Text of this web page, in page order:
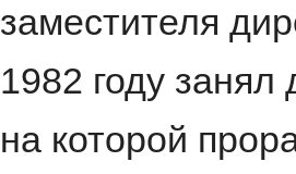
заместителя
1982 году занял
на которой